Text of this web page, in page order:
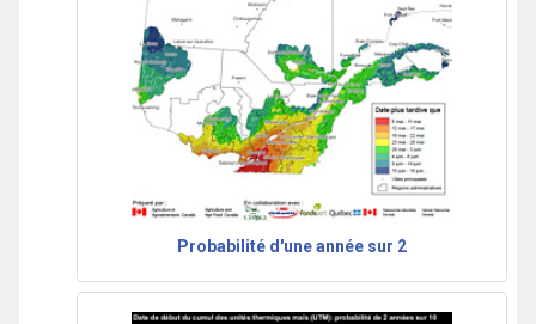
Probabilité d'une année sur 2